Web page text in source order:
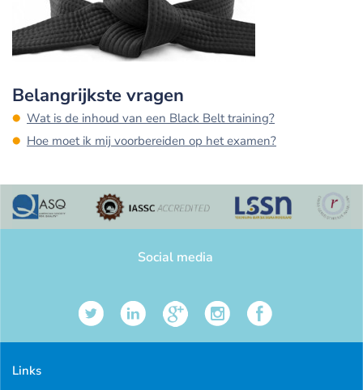
Belangrijkste vragen
Wat is de inhoud van een Black Belt training?
Hoe moet ik mij voorbereiden op het examen?
Social media
Links